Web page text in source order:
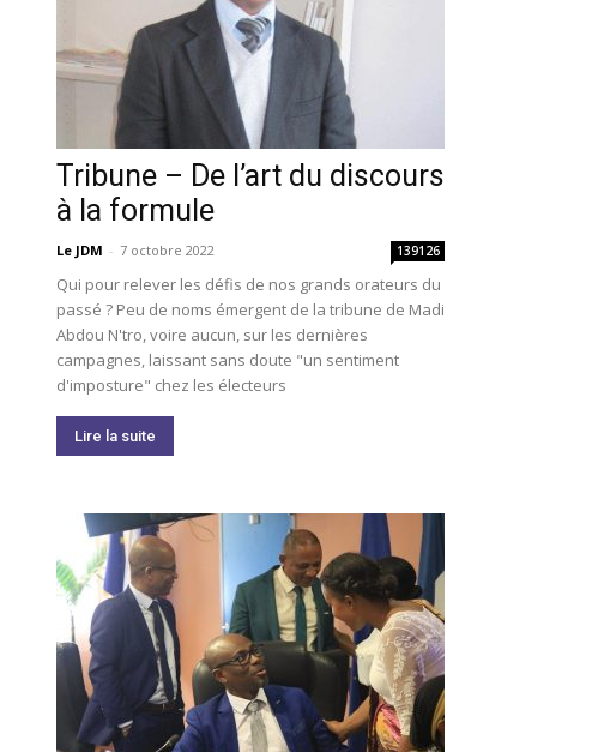
Tribune – De l’art du discours
à la formule
Le JDM - 7 octobre 2022 139126
Qui pour relever les défis de nos grands orateurs du
passé ? Peu de noms émergent de la tribune de Madi
Abdou N'tro, voire aucun, sur les dernières
campagnes, laissant sans doute "un sentiment
d'imposture" chez les électeurs
Lire la suite